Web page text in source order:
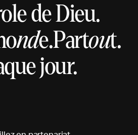
de Dieu.
nde.Partout.
jour.